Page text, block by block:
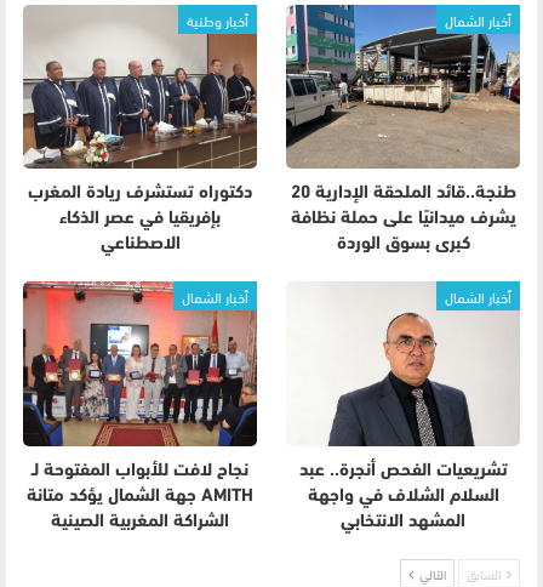
أخبار الشمال
طنجة..قائد الملحقة الإدارية 20
يشرف ميدانيًا على حملة نظافة
كبرى بسوق الوردة
أخبار وطنية
دكتوراه تستشرف ريادة المغرب
بإفريقيا في عصر الذكاء
الاصطناعي
أخبار الشمال
تشريعيات الفحص أنجرة.. عبد
السلام الشلاف في واجهة
المشهد الانتخابي
أخبار الشمال
نجاح لافت للأبواب المفتوحة لـ
AMITH جهة الشمال يؤكد متانة
الشراكة المغربية الصينية
السابق التالي